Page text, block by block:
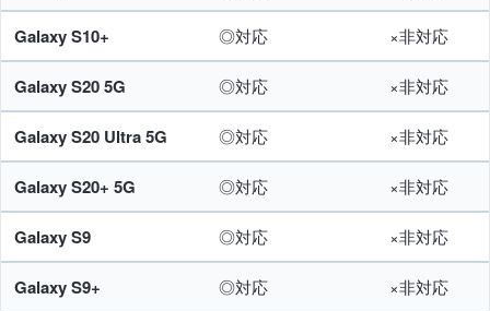
Galaxy S10+ ◎対応 ×非対応
Galaxy S20 5G ◎対応 ×非対応
Galaxy S20 Ultra 5G ◎対応 ×非対応
Galaxy S20+ 5G ◎対応 ×非対応
Galaxy S9 ◎対応 ×非対応
Galaxy S9+ ◎対応 ×非対応